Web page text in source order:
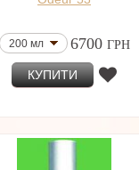
200 мл 6700 ГРН
КУПИТИ